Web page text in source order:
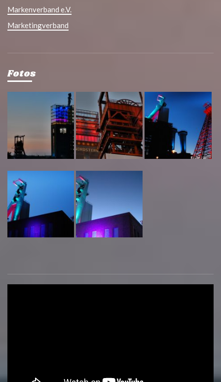
Markenverband e.V.
Marketingverband
Fotos